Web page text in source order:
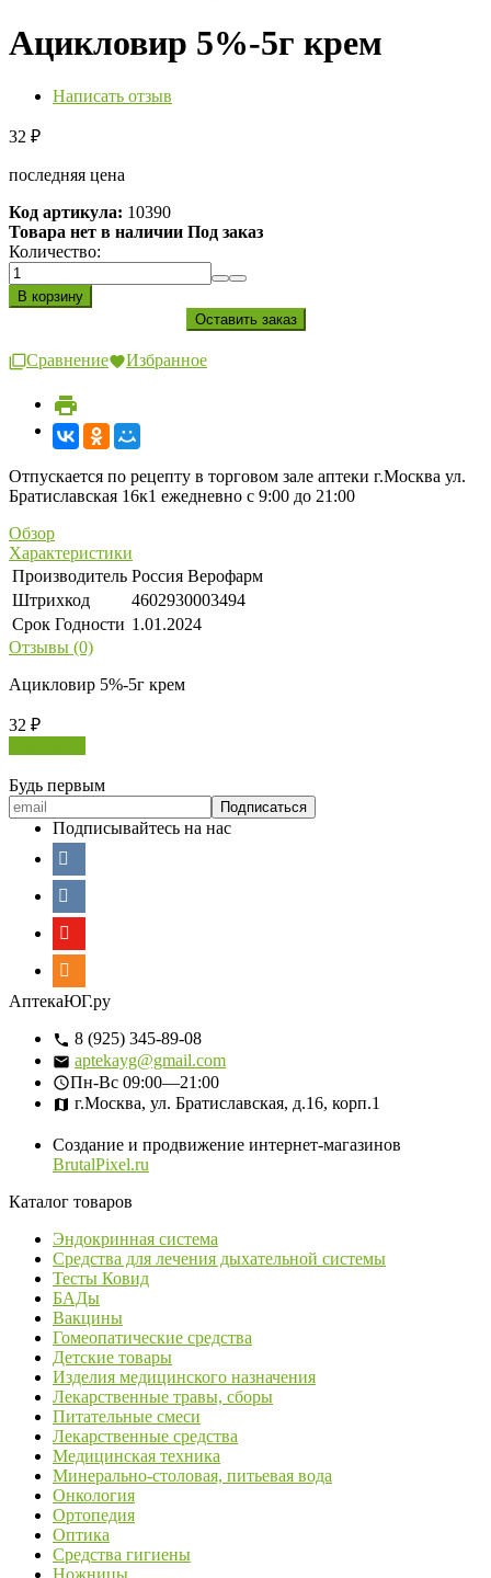
Ацикловир 5%-5г крем
Написать отзыв
32 ₽
последняя цена
Код артикула: 10390
Товара нет в наличии Под заказ
Количество:
Сравнение Избранное
Отпускается по рецепту в торговом зале аптеки г.Москва ул.
Братиславская 16к1 ежедневно с 9:00 до 21:00
Обзор
Характеристики
Производитель Россия Верофарм
Штрихкод
4602930003494
Срок Годности 1.01.2024
Отзывы (0)
Ацикловир 5%-5г крем
32 ₽
Будь первым
Подписывайтесь на нас
АптекаЮГ.ру
8 (925) 345-89-08
aptekayg@gmail.com
Пн-Вс 09:00—21:00
г.Москва, ул. Братиславская, д.16, корп.1
Создание и продвижение интернет-магазинов
BrutalPixel.ru
Каталог товаров
Эндокринная система
Средства для лечения дыхательной системы
Тесты Ковид
БАДы
Вакцины
Гомеопатические средства
Детские товары
Изделия медицинского назначения
Лекарственные травы, сборы
Питательные смеси
Лекарственные средства
Медицинская техника
Минерально-столовая, питьевая вода
Онкология
Ортопедия
Оптика
Средства гигиены